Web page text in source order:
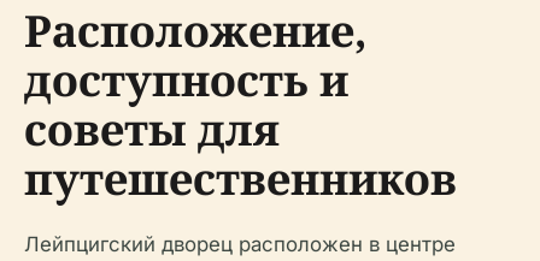
Расположение,
доступность и
советы для
путешественников
Лейпцигский дворец расположен в центре